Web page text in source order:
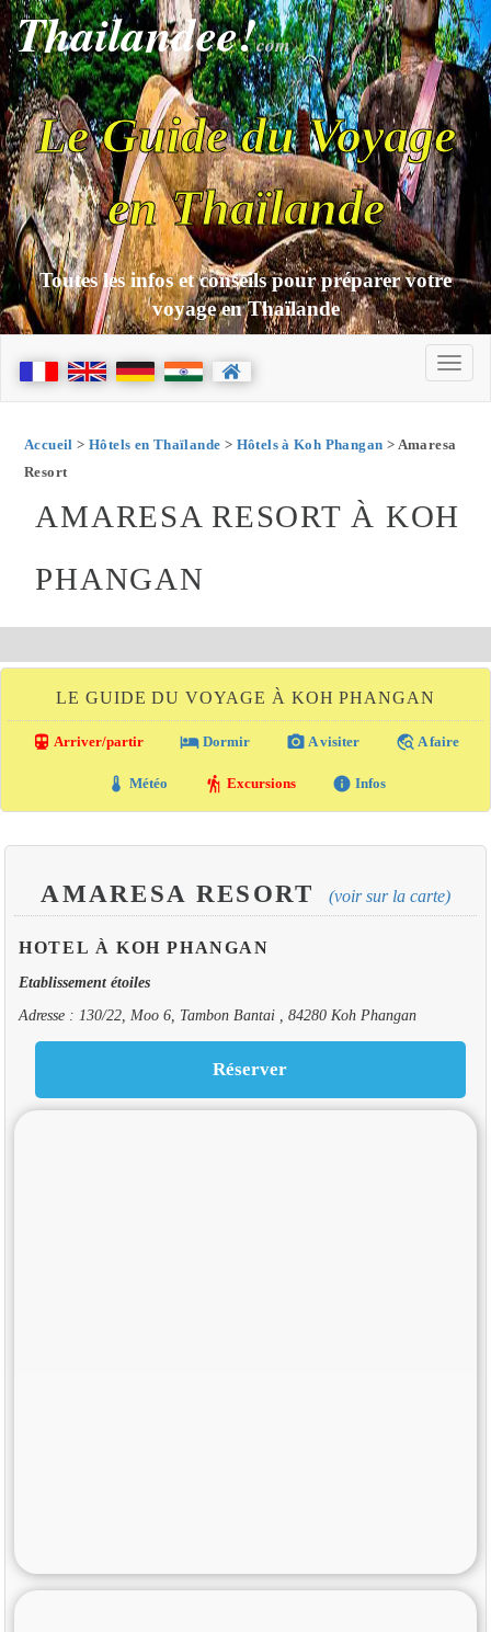
Thailandee!com
Le Guide du Voyage
en Thaïlande
Toutes les infos et conseils pour préparer votre
voyage en Thaïlande
Accueil > Hôtels en Thaïlande > Hôtels à Koh Phangan > Amaresa
Resort
AMARESA RESORT À KOH
PHANGAN
LE GUIDE DU VOYAGE À KOH PHANGAN
directions_transit Arriver/partir local_hotel Dormir photo_camera A visiter travel_explore A faire
thermostat Météo hiking Excursions info Infos
AMARESA RESORT (voir sur la carte)
HOTEL À KOH PHANGAN
Etablissement étoiles
Adresse : 130/22, Moo 6, Tambon Bantai , 84280 Koh Phangan